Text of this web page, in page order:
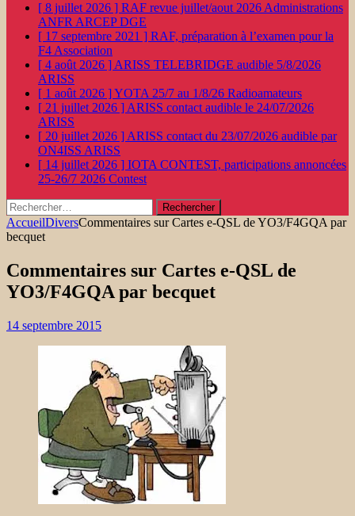
[ 8 juillet 2026 ] RAF revue juillet/aout 2026 Administrations
ANFR ARCEP DGE
[ 17 septembre 2021 ] RAF, préparation à l’examen pour la
F4 Association
[ 4 août 2026 ] ARISS TELEBRIDGE audible 5/8/2026
ARISS
[ 1 août 2026 ]YOTA 25/7 au 1/8/26 Radioamateurs
[ 21 juillet 2026 ] ARISS contact audible le 24/07/2026
ARISS
[ 20 juillet 2026 ] ARISS contact du 23/07/2026 audible par
ON4ISS ARISS
[ 14 juillet 2026 ] IOTA CONTEST, participations annoncées
25-26/7 2026 Contest
Rechercher :
AccueilDiversCommentaires sur Cartes e-QSL de YO3/F4GQA par
becquet
Commentaires sur Cartes e-QSL de
YO3/F4GQA par becquet
14 septembre 2015